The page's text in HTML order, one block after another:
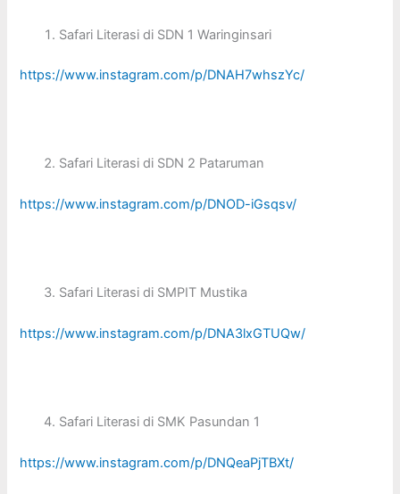
Safari Literasi di SDN 1 Waringinsari
https://www.instagram.com/p/DNAH7whszYc/
Safari Literasi di SDN 2 Pataruman
https://www.instagram.com/p/DNOD-iGsqsv/
Safari Literasi di SMPIT Mustika
https://www.instagram.com/p/DNA3lxGTUQw/
Safari Literasi di SMK Pasundan 1
https://www.instagram.com/p/DNQeaPjTBXt/